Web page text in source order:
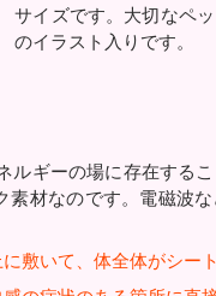
サイズです。大切なペ
のイラスト入りです。
ルギーの場に存在する
素材なのです。電磁波
敷いて、体全体がシー